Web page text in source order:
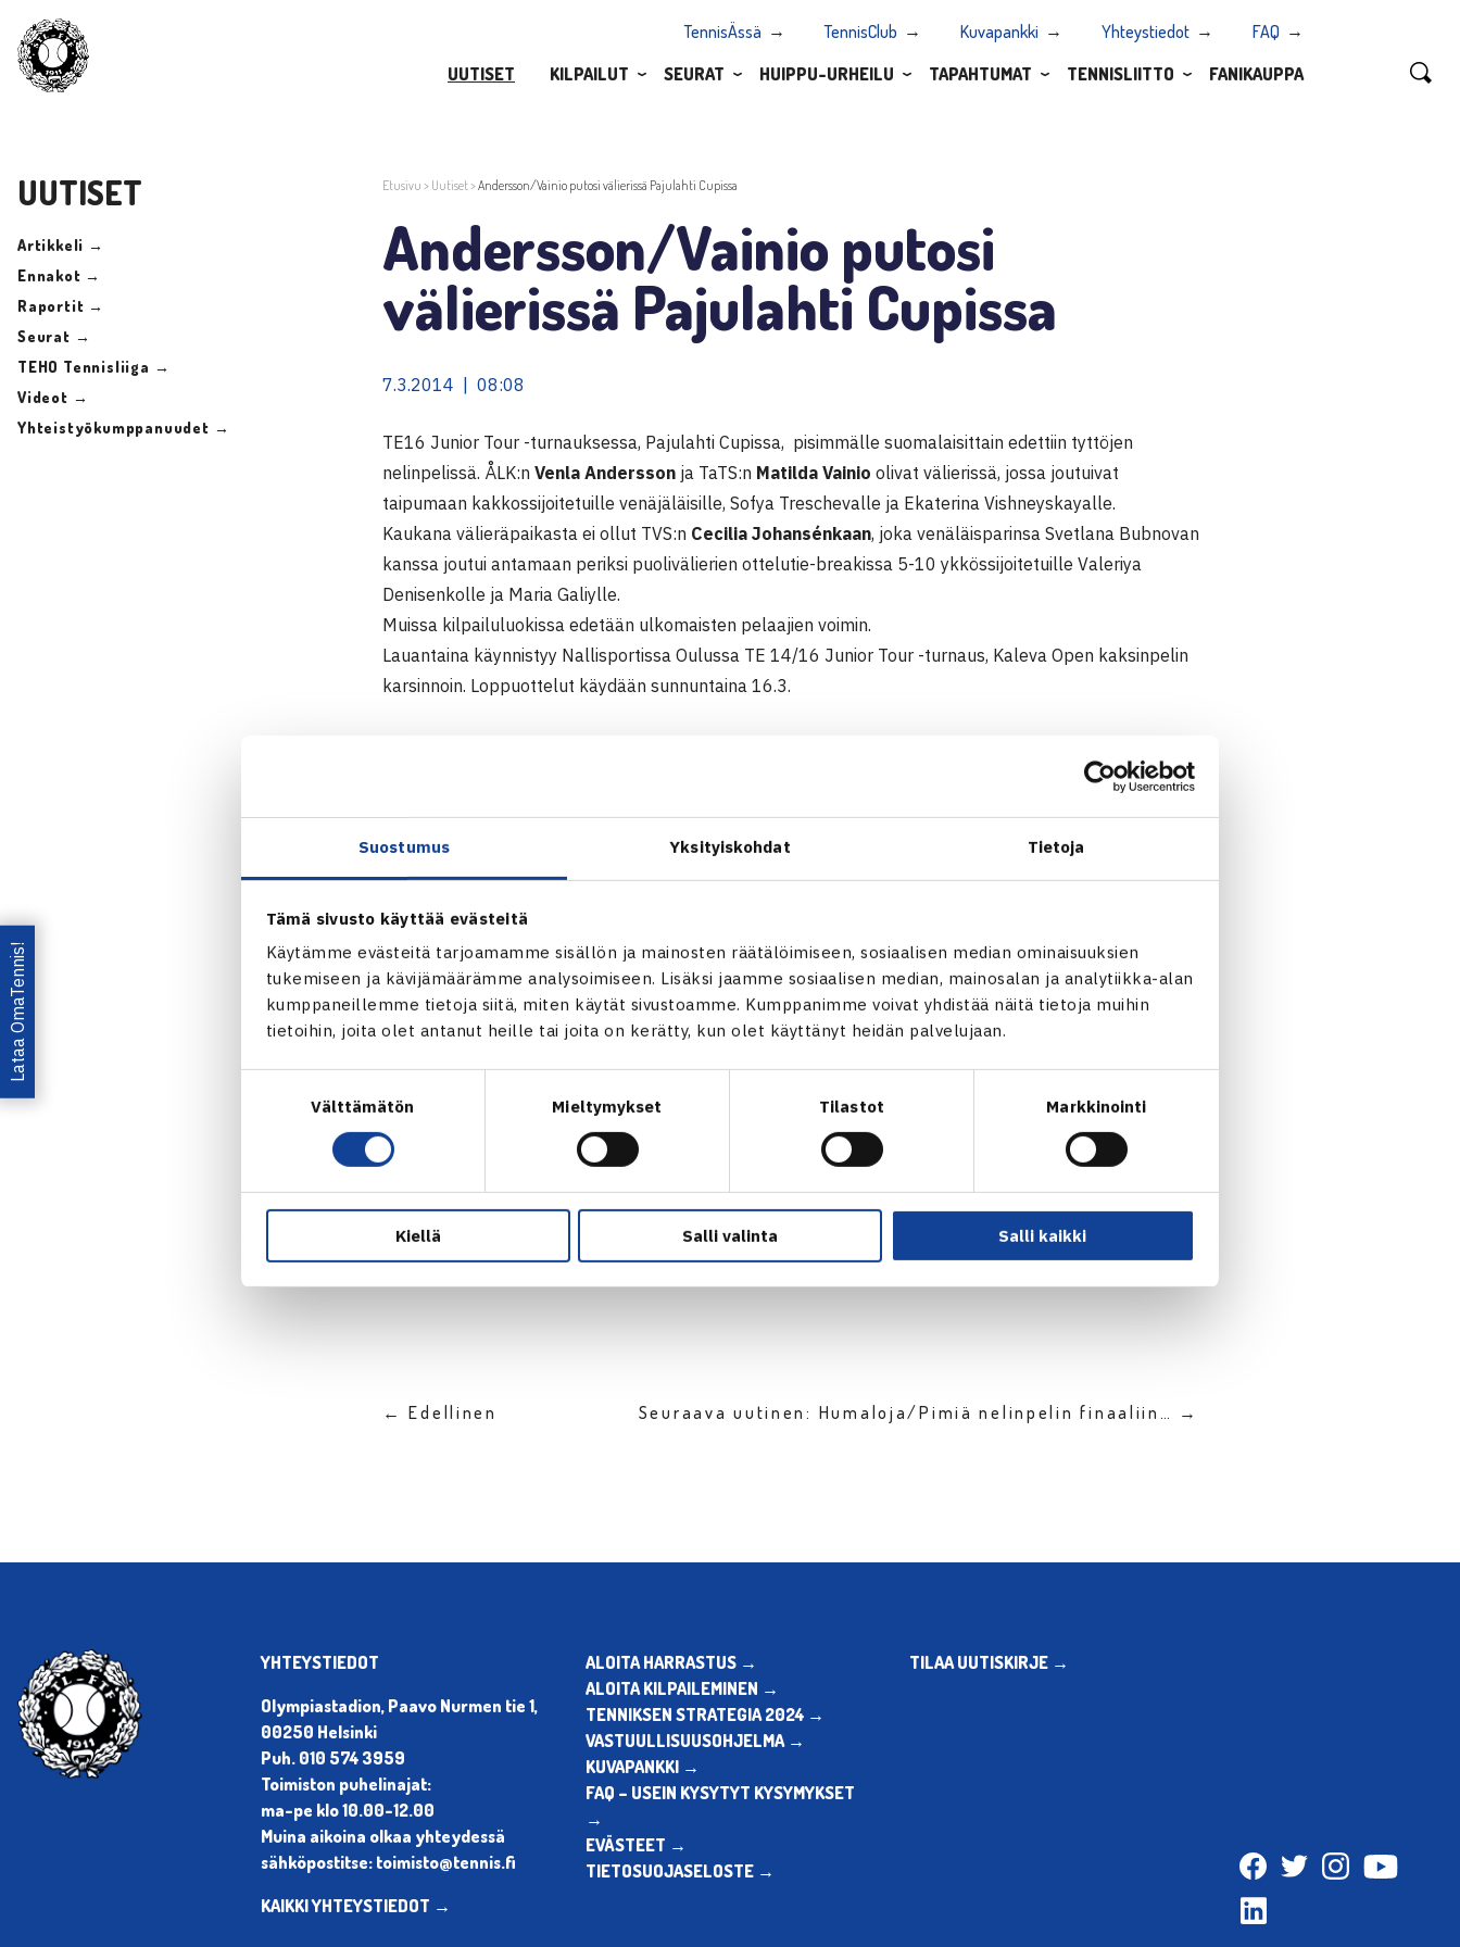
Suostumus Yksityiskohdat Tietoja
Tämä sivusto käyttää evästeitä
Käytämme evästeitä tarjoamamme sisällön ja mainosten räätälöimiseen, sosiaalisen median ominaisuuksien
tukemiseen ja kävijämäärämme analysoimiseen. Lisäksi jaamme sosiaalisen median, mainosalan ja analytiikka-alan
kumppaneillemme tietoja siitä, miten käytät sivustoamme. Kumppanimme voivat yhdistää näitä tietoja muihin
tietoihin, joita olet antanut heille tai joita on kerätty, kun olet käyttänyt heidän palvelujaan.
Välttämätön Mieltymykset Tilastot Markkinointi
Kiellä Salli valinta Salli kaikki
TennisÄssä TennisClub Kuvapankki Yhteystiedot
FAQ
UUTISET
KILPAILUT SEURAT HUIPPU-URHEILU TAPAHTUMAT TENNISLIITTO FANIKAUPPA
UUTISET
Artikkeli →
Ennakot →
Raportit →
Seurat →
TEHO Tennisliiga →
Videot →
Yhteistyökumppanuudet →
Etusivu > Uutiset>Andersson/Vainio putosi välierissä Pajulahti Cupissa
Andersson/Vainio putosi
välierissä Pajulahti Cupissa
7.3.2014 | 08:08
TE16 Junior Tour -turnauksessa, Pajulahti Cupissa, pisimmälle suomalaisittain edettiin tyttöjen
nelinpelissä. ÅLK:n Venla Andersson ja TaTS:n Matilda Vainio olivat välierissä, jossa joutuivat
taipumaan kakkossijoitetuille venäjäläisille, Sofya Treschevalle ja Ekaterina Vishneyskayalle.
Kaukana välieräpaikasta ei ollut TVS:n Cecilia Johansénkaan, joka venäläisparinsa Svetlana Bubnovan
kanssa joutui antamaan periksi puolivälierien ottelutie-breakissa 5-10 ykkössijoitetuille Valeriya
Denisenkolle ja Maria Galiylle.
Muissa kilpailuluokissa edetään ulkomaisten pelaajien voimin.
Lauantaina käynnistyy Nallisportissa Oulussa TE 14/16 Junior Tour -turnaus, Kaleva Open kaksinpelin
karsinnoin. Loppuottelut käydään sunnuntaina 16.3.
63 57 [10-5], Venla Andersson/Matilda Vainio – Zhibek Kulambayeva Kazakstan/Natia Morgoshia
Venäjä 61 36 [10-4]
Välieriä: Sofya Treshcheva/Ekaterina Vishnevskaya Venäjä (2.) – Andersson/Vainio 75 62
Turnaus verkossa
Jaa:
← Edellinen Seuraava uutinen: Humaloja/Pimiä nelinpelin finaaliin… →
Lataa OmaTennis!
YHTEYSTIEDOT
Olympiastadion, Paavo Nurmen tie 1,
00250 Helsinki
Puh. 010 574 3959
Toimiston puhelinajat:
ma-pe klo 10.00-12.00
Muina aikoina olkaa yhteydessä
sähköpostitse: toimisto@tennis.fi
KAIKKI YHTEYSTIEDOT →
ALOITA HARRASTUS →
ALOITA KILPAILEMINEN →
TENNIKSEN STRATEGIA 2024 →
VASTUULLISUUSOHJELMA →
KUVAPANKKI →
FAQ – USEIN KYSYTYT KYSYMYKSET
→
EVÄSTEET →
TIETOSUOJASELOSTE →
TILAA UUTISKIRJE →